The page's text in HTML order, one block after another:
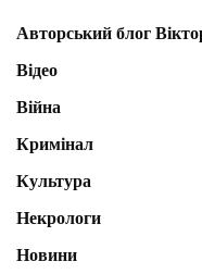
Авторський блог
Відео
Війна
Кримінал
Культура
Некрологи
Новини